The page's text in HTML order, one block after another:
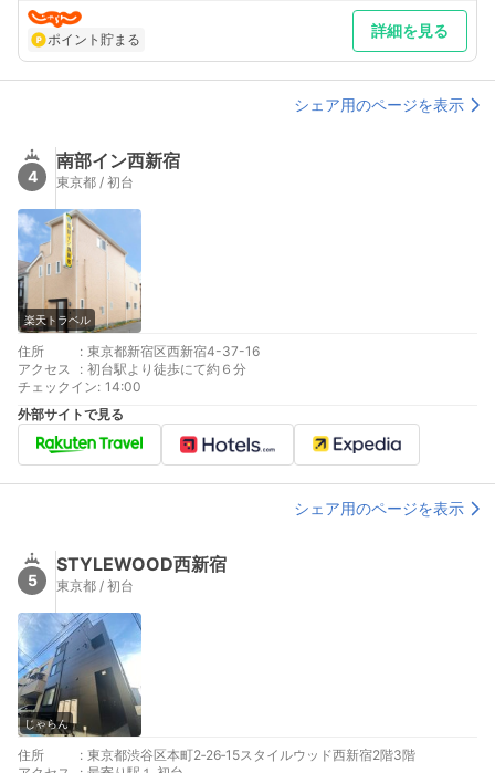
ロントでキーをお預かりさせて頂きますので予めご了承下さい。
○満車時は近隣駐車場をご案内致しておりますが、料金が異な
り、駐車時間によっては高くなってしまいますことを予めご了承
ポイント貯まる 詳細を見る
シェア用のページを表示
4
南部イン西新宿
東京都 / 初台
楽天トラベル
住所 : 東京都新宿区西新宿4-37-16
アクセス
: 初台駅より徒歩にて約６分
チェックイン: 14:00
外部サイトで見る
シェア用のページを表示
5
STYLEWOOD西新宿
東京都 / 初台
じゃらん
住所 : 東京都渋谷区本町2‐26‐15スタイルウッド西新宿2階3階